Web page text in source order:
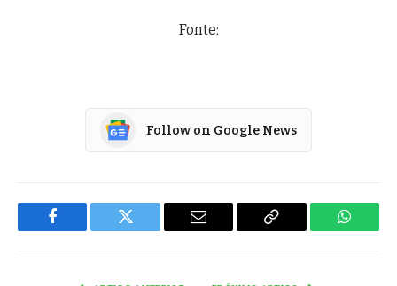
Fonte:
Follow on Google News
Facebook Twitter Email
Copy